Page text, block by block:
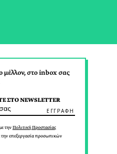
μέλλον, στο inbox σας
ΣΤΟ NEWSLETTER
τηνΠολιτική Προστασίας
την επεξεργασία προσωπικών